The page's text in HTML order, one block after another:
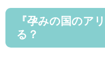
『孕みの国のア
る？